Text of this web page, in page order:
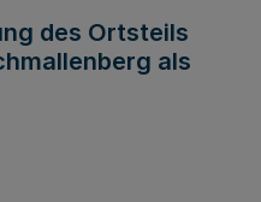
des Ortsteils
als